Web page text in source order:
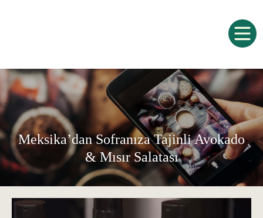
Meksika’dan Sofranıza Tajinli Avokado
& Mısır Salatası